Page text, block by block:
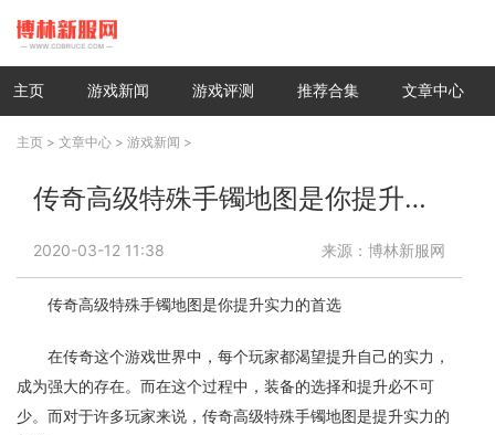
主页 游戏新闻 游戏评测 推荐合集 文章中心
主页 > 文章中心 > 游戏新闻 >
传奇高级特殊手镯地图是你提升实力的首选
2020-03-12 11:38 来源：博林新服网
传奇高级特殊手镯地图是你提升实力的首选
在传奇这个游戏世界中，每个玩家都渴望提升自己的实力，
成为强大的存在。而在这个过程中，装备的选择和提升必不可
少。而对于许多玩家来说，传奇高级特殊手镯地图是提升实力的